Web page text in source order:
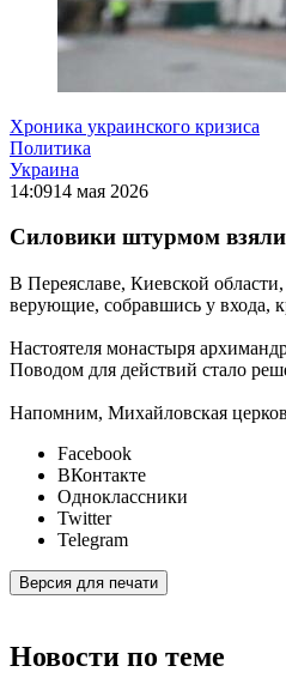
Хроника украинского кризиса
Политика
Украина
14:0914 мая 2026
Силовики штурмом
В Переяславе, Киевской
верующие, собравшись у входа,
Настоятеля монастыря
Поводом для действий стало
Напомним, Михайловская
Facebook
ВКонтакте
Одноклассники
Twitter
Telegram
Версия для печати
Новости по теме